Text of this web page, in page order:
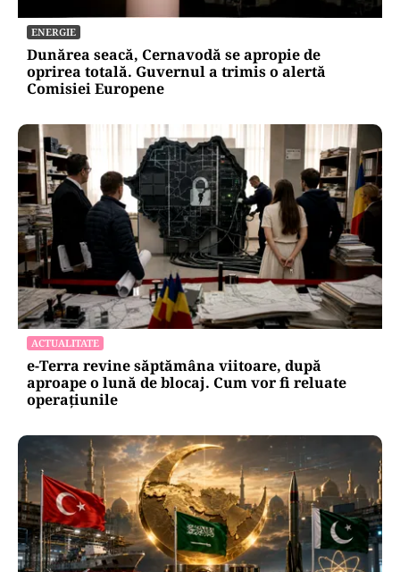
ENERGIE
Dunărea seacă, Cernavodă se apropie de
oprirea totală. Guvernul a trimis o alertă
Comisiei Europene
ACTUALITATE
e-Terra revine săptămâna viitoare, după
aproape o lună de blocaj. Cum vor fi reluate
operațiunile